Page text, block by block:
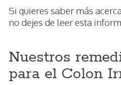
Si quieres saber más
no dejes de leer esta
Nuestros
para el Colon